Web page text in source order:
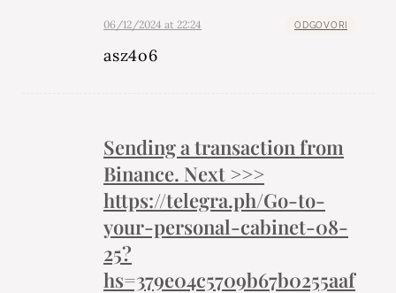
06/12/2024 at 22:24 ODGOVORI
asz4o6
Sending a transaction from
Binance. Next >>>
https://telegra.ph/Go-to-
your-personal-cabinet-08-
25?
hs=379e04c5709b67b0255aaf